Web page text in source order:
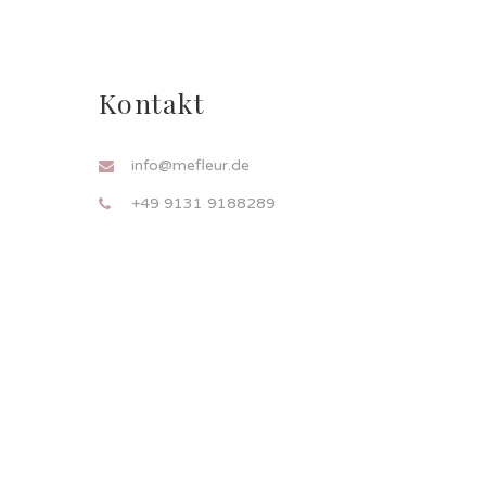
Kontakt
info@mefleur.de
+49 9131 9188289